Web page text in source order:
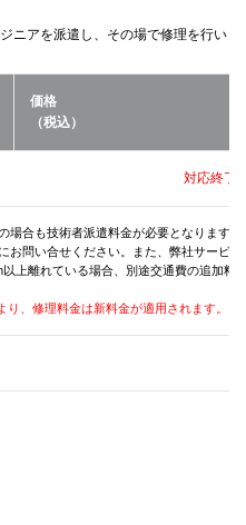
ニアを派遣し、その場で修理を行いま
価格
（税込）
対応終了
場合も技術者派遣料金が必要となります
お問い合せください。また、弊社サービ
上離れている場合、別途交通費の追加
り、修理料金は新料金が適用されます。